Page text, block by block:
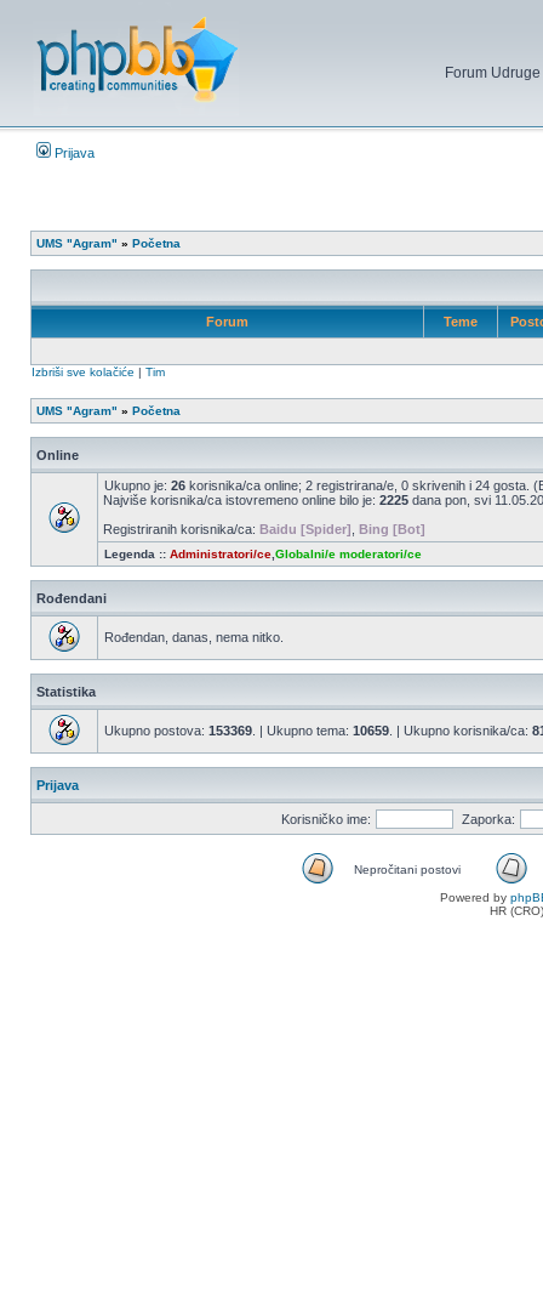
Forum
Prijava
UMS "Agram" » Početna
Forum Teme
Izbriši sve kolačiće | Tim
UMS "Agram" » Početna
Online
Ukupno je: 26 korisnika/ca online; 2 registrirana/e, 0 skrivenih i 24 gosta.
Najviše korisnika/ca istovremeno online bilo je: 2225 dana pon, svi
Registriranih korisnika/ca: Baidu [Spider] Bing [Bot]
Legenda :: Administratori/ce Globalni/e moderatori/ce
Rođendani
Rođendan, danas, nema nitko.
Statistika
Ukupno postova: 153369 . | Ukupno tema: 10659 . | Ukupno korisnika/ca:
Prijava
Korisničko ime: Zaporka:
Nepročitani postovi
Powered by
HR